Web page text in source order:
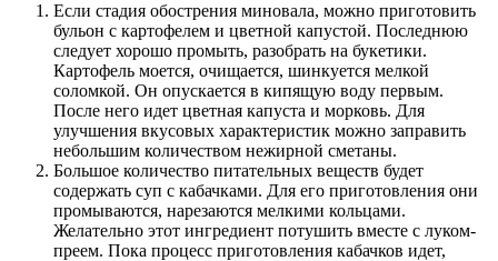
Если стадия обострения миновала, можно приготовить
бульон с картофелем и цветной капустой. Последнюю
следует хорошо промыть, разобрать на букетики.
Картофель моется, очищается, шинкуется мелкой
соломкой. Он опускается в кипящую воду первым.
После него идет цветная капуста и морковь. Для
улучшения вкусовых характеристик можно заправить
небольшим количеством нежирной сметаны.
Большое количество питательных веществ будет
содержать суп с кабачками. Для его приготовления они
промываются, нарезаются мелкими кольцами.
Желательно этот ингредиент потушить вместе с луком-
преем. Пока процесс приготовления кабачков идет,